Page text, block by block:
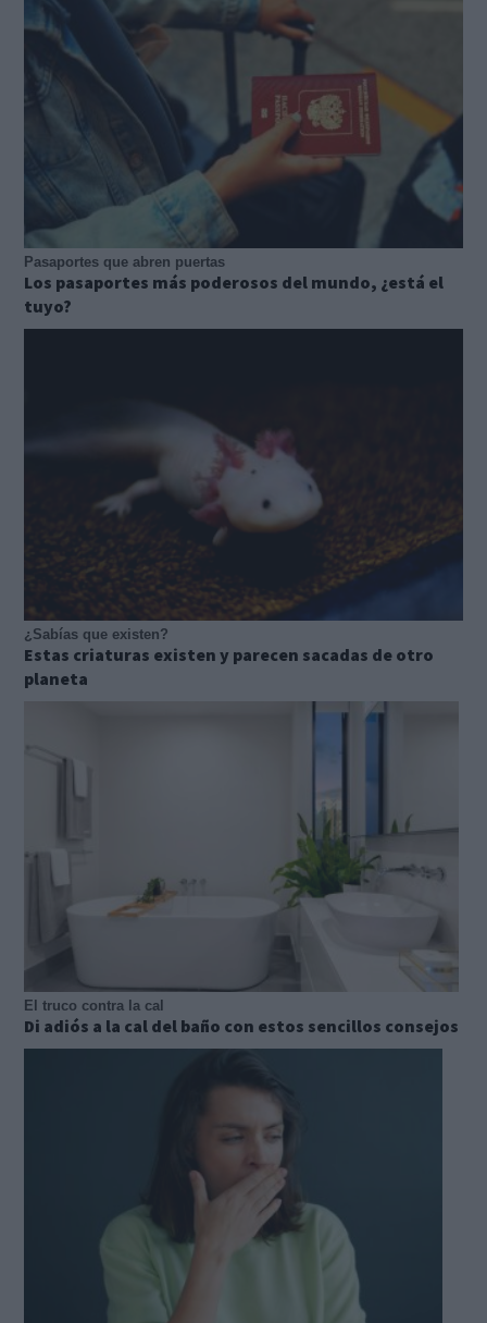
Pasaportes que abren puertas
Los pasaportes más poderosos del mundo, ¿está el
tuyo?
¿Sabías que existen?
Estas criaturas existen y parecen sacadas de otro
planeta
El truco contra la cal
Di adiós a la cal del baño con estos sencillos consejos